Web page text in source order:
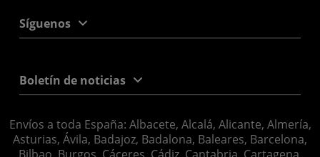
Síguenos
Boletín de noticias
Envíos a toda España: Albacete, Alcalá, Alicante, Almería,
Asturias, Ávila, Badajoz, Badalona, Baleares, Barcelona,